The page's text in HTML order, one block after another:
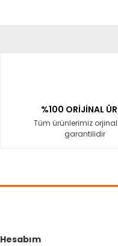
%100 ORİJİNAL
Tüm ürünlerimiz
garantilidir
Hesabım